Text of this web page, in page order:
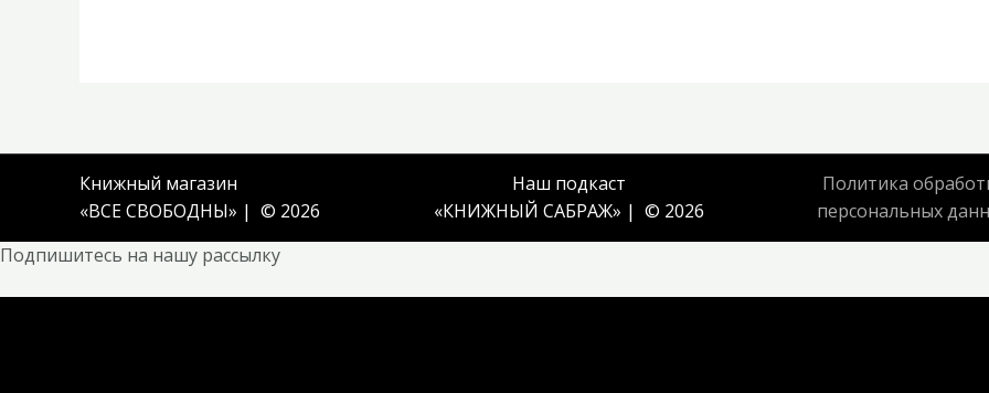
Книжный магазин
«ВСЕ СВОБОДНЫ» | © 2026
Наш подкаст
«КНИЖНЫЙ САБРАЖ» | © 2026
Политика
персональных
Подпишитесь на нашу рассылку